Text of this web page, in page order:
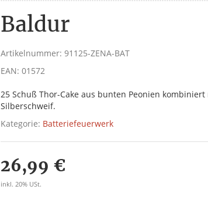
Baldur
Artikelnummer: 91125-ZENA-BAT
EAN: 01572
25 Schuß Thor-Cake aus bunten Peonien
Silberschweif.
Kategorie: Batteriefeuerwerk
26,99 €
inkl. 20% USt.